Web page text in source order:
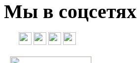
Мы в соцсетях